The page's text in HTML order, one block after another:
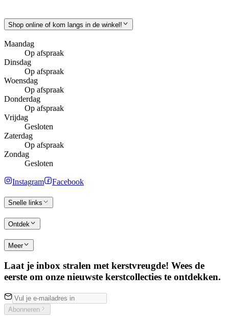
Shop online of kom langs in de winkel!
Maandag
Op afspraak
Dinsdag
Op afspraak
Woensdag
Op afspraak
Donderdag
Op afspraak
Vrijdag
Gesloten
Zaterdag
Op afspraak
Zondag
Gesloten
Instagram Facebook
Snelle links
Ontdek
Meer
Laat je inbox stralen met kerstvreugde! Wees de
eerste om onze nieuwste kerstcollecties te ontdekken.
Abonneren